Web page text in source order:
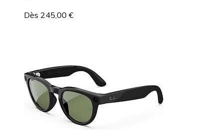
Dès 245,00 €